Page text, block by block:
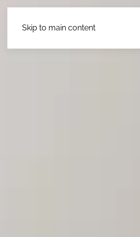
Skip to main content